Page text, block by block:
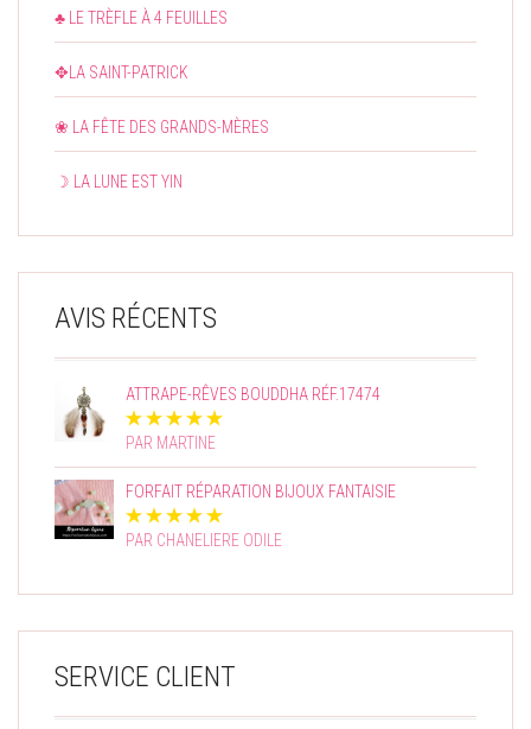
♣ LE TRÈFLE À 4 FEUILLES
✥LA SAINT-PATRICK
❀ LA FÊTE DES GRANDS-MÈRES
☽ LA LUNE EST YIN
AVIS RÉCENTS
ATTRAPE-RÊVES BOUDDHA RÉF.17474
PAR MARTINE
FORFAIT RÉPARATION BIJOUX FANTAISIE
PAR CHANELIERE ODILE
SERVICE CLIENT